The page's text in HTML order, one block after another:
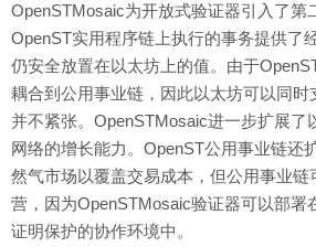
OpenSTMosaic为开放式验证器引入了第
OpenST实用程序链上执行的事务提供了
仍安全放置在以太坊上的值。由于
耦合到公用事业链，因此以太坊可以同
并不紧张。OpenSTMosaic进一步扩展了
网络的增长能力。OpenST公用事业链还
然气市场以覆盖交易成本，但公用事业链
营，因为OpenSTMosaic验证器可以部署
证明保护的协作环境中。